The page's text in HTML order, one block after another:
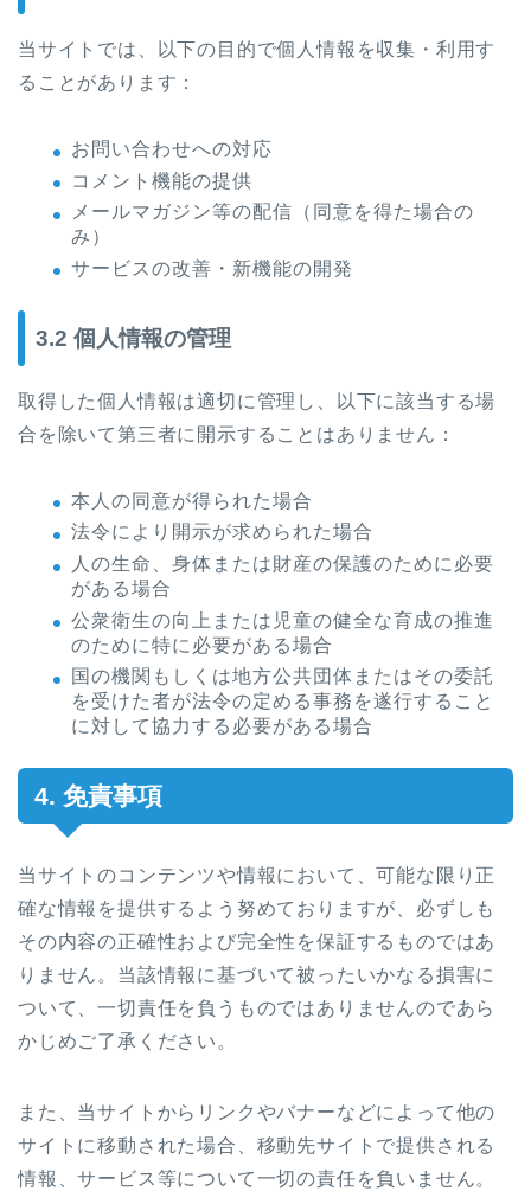
当サイトでは、以下の目的で個人情報を収集・利用す
ることがあります：
お問い合わせへの対応
コメント機能の提供
メールマガジン等の配信（同意を得た場合の
み）
サービスの改善・新機能の開発
3.2 個人情報の管理
取得した個人情報は適切に管理し、以下に該当する場
合を除いて第三者に開示することはありません：
本人の同意が得られた場合
法令により開示が求められた場合
人の生命、身体または財産の保護のために必要
がある場合
公衆衛生の向上または児童の健全な育成の推進
のために特に必要がある場合
国の機関もしくは地方公共団体またはその委託
を受けた者が法令の定める事務を遂行すること
に対して協力する必要がある場合
4. 免責事項
当サイトのコンテンツや情報において、可能な限り正
確な情報を提供するよう努めておりますが、必ずしも
その内容の正確性および完全性を保証するものではあ
りません。当該情報に基づいて被ったいかなる損害に
ついて、一切責任を負うものではありませんのであら
かじめご了承ください。
また、当サイトからリンクやバナーなどによって他の
サイトに移動された場合、移動先サイトで提供される
情報、サービス等について一切の責任を負いません。